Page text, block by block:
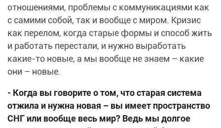
отношениями, проблемы с коммуникациями как
с самими собой, так и вообще с миром. Кризис
как перелом, когда старые формы и способ жить
и работать перестали, и нужно выработать
какие-то новые, а мы вообще не знаем – какие
они – новые.
- Когда вы говорите о том, что старая система
отжила и нужна новая – вы имеет пространство
СНГ или вообще весь мир? Ведь мы долгое